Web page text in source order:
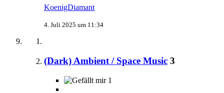
KoenigDiamant
4. Juli 2025 um 11:34
(Dark) Ambient / Space Music 3
1